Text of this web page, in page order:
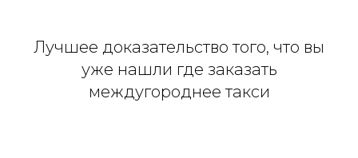
Лучшее доказательство того, что вы
уже нашли где заказать
междугороднее такси